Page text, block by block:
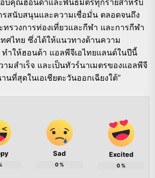
อบคุณฮอนด้าและพันธมิตรทุกรายสำหรับ
รสนับสนุนและความเชื่อมั่น ตลอดจนถึง
ทรวงการท่องเที่ยวและกีฬา และการกีฬา
ทศไทย ซึ่งได้ให้แนวทางด้านความ
ำให้ฮอนด้า แอลพีจีเอไทยแลนด์ในปีนี้
ามสำเร็จ และเป็นทัวร์นาเมตรของแอลพีจี
นที่สุดในเอเชียตะวันออกเฉียงใต้”
Sad
0%
Excited
0%